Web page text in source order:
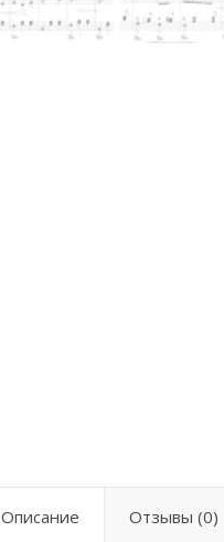
Описание Отзывы (0)